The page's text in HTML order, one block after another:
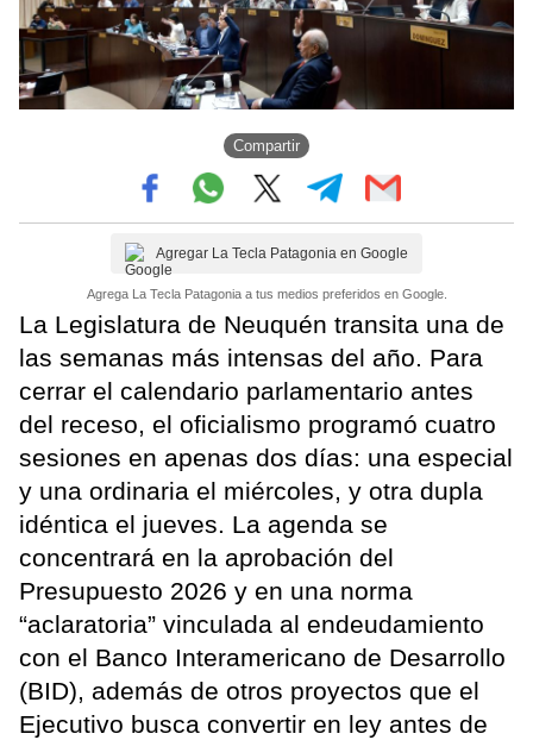
Compartir
Agregar La Tecla Patagonia en Google
Agrega La Tecla Patagonia a tus medios preferidos en Google.
La Legislatura de Neuquén transita una de
las semanas más intensas del año. Para
cerrar el calendario parlamentario antes
del receso, el oficialismo programó cuatro
sesiones en apenas dos días: una especial
y una ordinaria el miércoles, y otra dupla
idéntica el jueves. La agenda se
concentrará en la aprobación del
Presupuesto 2026 y en una norma
“aclaratoria” vinculada al endeudamiento
con el Banco Interamericano de Desarrollo
(BID), además de otros proyectos que el
Ejecutivo busca convertir en ley antes de